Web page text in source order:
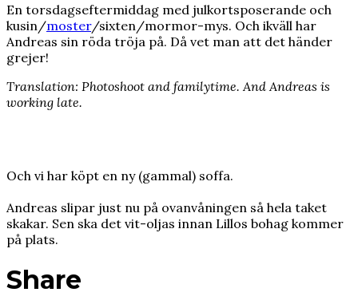
En torsdagseftermiddag med julkortsposerande och
kusin/moster/sixten/mormor-mys. Och ikväll har
Andreas sin röda tröja på. Då vet man att det händer
grejer!
Translation: Photoshoot and familytime. And Andreas is
working late.
Och vi har köpt en ny (gammal) soffa.
Andreas slipar just nu på ovanvåningen så hela taket
skakar. Sen ska det vit-oljas innan Lillos bohag kommer
på plats.
Share